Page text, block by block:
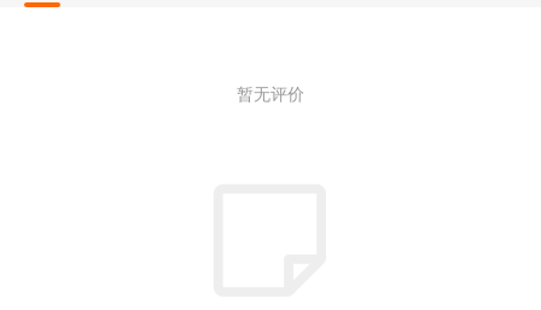
暂无评价